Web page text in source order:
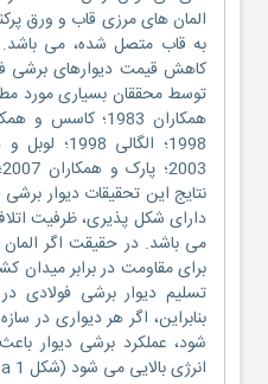
المان های مرزی قاب و ورق
به قاب متصل شده، می
کاهش قیمت دیوارهای برشی
توسط محققان بسیاری مورد
نتایج این تحقیقات دیوار
دارای شکل پذیری، ظرفیت
می باشد. در حقیقت اگر
برای مقاومت در برابر میدان
تسلیم دیوار برشی فولادی
بنابراین، اگر هر دیواری در
شود، عملکرد برشی دیوار
انرژی بالایی می شود (شکل 1 a).